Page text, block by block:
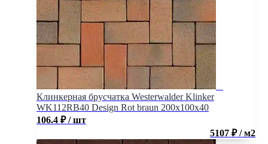
Клинкерная брусчатка Westerwalder Klinker
WK112RB40 Design Rot braun 200х100х40
106.4 ₽ / шт
5107 ₽ / м2